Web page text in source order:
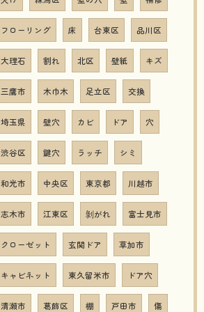
フローリング 床 台東区 品川区
大理石 割れ 北区 壁紙 キズ
三鷹市 木巾木 足立区 交換
埼玉県 壁穴 カビ ドア 穴
渋谷区 鍵穴 ラッチ シミ
和光市 中央区 東京都 川越市
志木市 江東区 剝がれ 富士見市
クローゼット 玄関ドア 草加市
キャビネット 東久留米市 ドア穴
清瀬市 葛飾区 棚 戸田市 傷